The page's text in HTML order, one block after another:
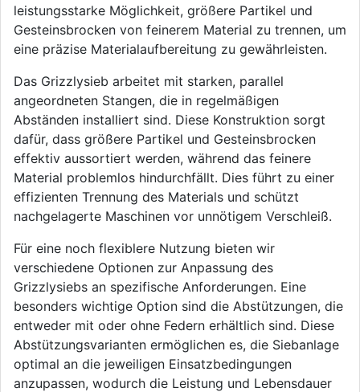
leistungsstarke Möglichkeit, größere Partikel und
Gesteinsbrocken von feinerem Material zu trennen, um
eine präzise Materialaufbereitung zu gewährleisten.
Das Grizzlysieb arbeitet mit starken, parallel
angeordneten Stangen, die in regelmäßigen
Abständen installiert sind. Diese Konstruktion sorgt
dafür, dass größere Partikel und Gesteinsbrocken
effektiv aussortiert werden, während das feinere
Material problemlos hindurchfällt. Dies führt zu einer
effizienten Trennung des Materials und schützt
nachgelagerte Maschinen vor unnötigem Verschleiß.
Für eine noch flexiblere Nutzung bieten wir
verschiedene Optionen zur Anpassung des
Grizzlysiebs an spezifische Anforderungen. Eine
besonders wichtige Option sind die Abstützungen, die
entweder mit oder ohne Federn erhältlich sind. Diese
Abstützungsvarianten ermöglichen es, die Siebanlage
optimal an die jeweiligen Einsatzbedingungen
anzupassen, wodurch die Leistung und Lebensdauer